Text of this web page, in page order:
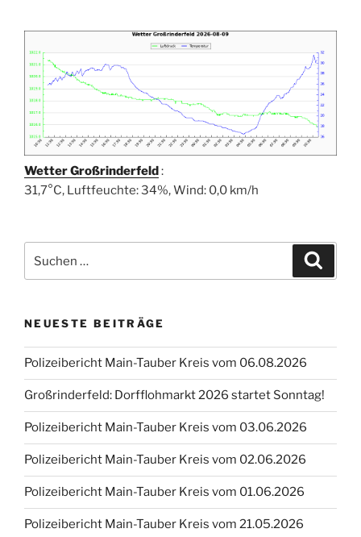
Wetter Großrinderfeld:
31,7°C, Luftfeuchte: 34%, Wind: 0,0 km/h
nach:
NEUESTE BEITRÄGE
Polizeibericht Main-Tauber Kreis vom 06.08.2026
Großrinderfeld: Dorfflohmarkt 2026 startet Sonntag!
Polizeibericht Main-Tauber Kreis vom 03.06.2026
Polizeibericht Main-Tauber Kreis vom 02.06.2026
Polizeibericht Main-Tauber Kreis vom 01.06.2026
Polizeibericht Main-Tauber Kreis vom 21.05.2026